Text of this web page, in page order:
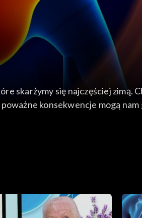
skarżymy się najczęściej zimą.
konsekwencje mogą
może powodować groźne